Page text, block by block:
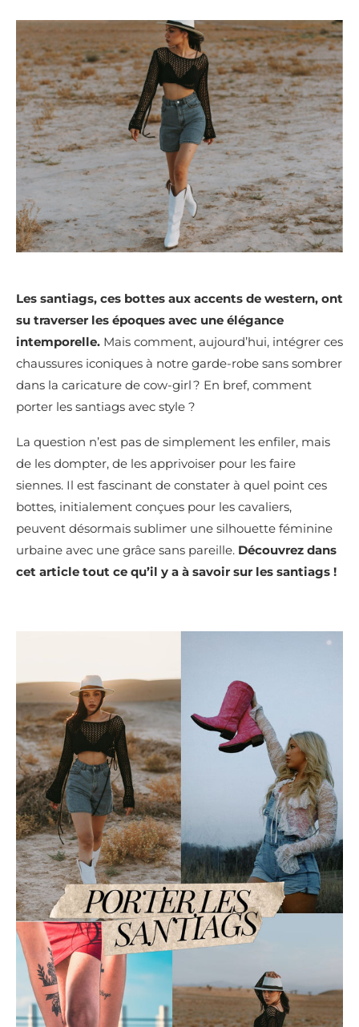
Les santiags, ces bottes aux accents de western, ont
su traverser les époques avec une élégance
intemporelle. Mais comment, aujourd’hui, intégrer ces
chaussures iconiques à notre garde-robe sans sombrer
dans la caricature de cow-girl ? En bref, comment
porter les santiags avec style ?
La question n’est pas de simplement les enfiler, mais
de les dompter, de les apprivoiser pour les faire
siennes. Il est fascinant de constater à quel point ces
bottes, initialement conçues pour les cavaliers,
peuvent désormais sublimer une silhouette féminine
urbaine avec une grâce sans pareille. Découvrez dans
cet article tout ce qu’il y a à savoir sur les santiags !